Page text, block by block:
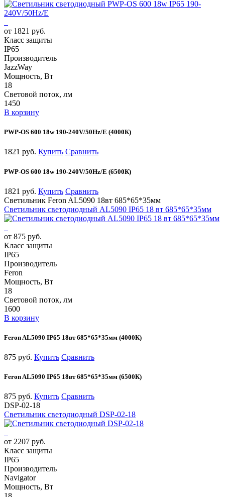
от 1821 руб.
Класс защиты
IP65
Производитель
JazzWay
Мощность, Вт
18
Световой поток, лм
1450
В корзину
PWP-OS 600 18w 190-240V/50Hz/E (4000К)
1821 руб. Купить Сравнить
PWP-OS 600 18w 190-240V/50Hz/E (6500К)
1821 руб. Купить Сравнить
Светильник Feron AL5090 18вт 685*65*35мм
Светильник светодиодный AL5090 IP65 18 вт 685*65*35мм
от 875 руб.
Класс защиты
IP65
Производитель
Feron
Мощность, Вт
18
Световой поток, лм
1600
В корзину
Feron AL5090 IP65 18вт 685*65*35мм (4000К)
875 руб. Купить Сравнить
Feron AL5090 IP65 18вт 685*65*35мм (6500К)
875 руб. Купить Сравнить
DSP-02-18
Светильник светодиодный DSP-02-18
от 2207 руб.
Класс защиты
IP65
Производитель
Navigator
Мощность, Вт